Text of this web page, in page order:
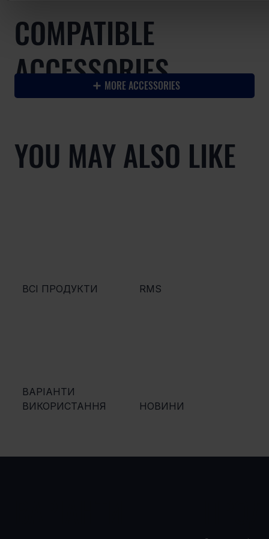
COMPATIBLE
ACCESSORIES
MORE ACCESSORIES
YOU MAY ALSO LIKE
ВСІ ПРОДУКТИ RMS
ВАРІАНТИ
ВИКОРИСТАННЯ
НОВИНИ